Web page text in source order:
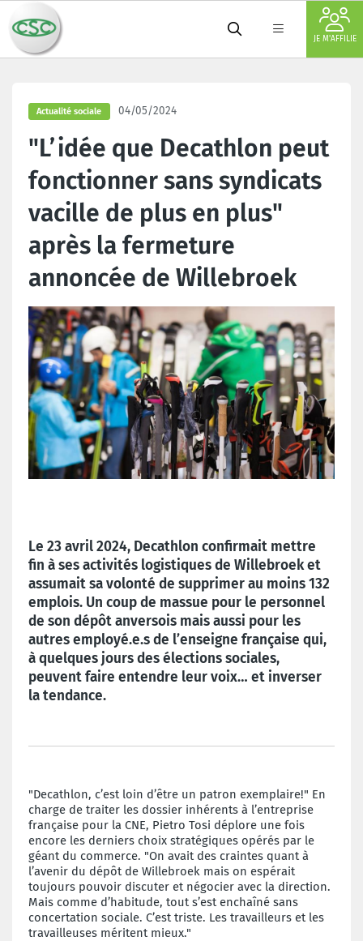
JE M'AFFILIE
Actualité sociale 04/05/2024
"L’idée que Decathlon peut
fonctionner sans syndicats
vacille de plus en plus"
après la fermeture
annoncée de Willebroek
Le 23 avril 2024, Decathlon confirmait mettre
fin à ses activités logistiques de Willebroek et
assumait sa volonté de supprimer au moins 132
emplois. Un coup de massue pour le personnel
de son dépôt anversois mais aussi pour les
autres employé.e.s de l’enseigne française qui,
à quelques jours des élections sociales,
peuvent faire entendre leur voix… et inverser
la tendance.
"Decathlon, c’est loin d’être un patron exemplaire!" En
charge de traiter les dossier inhérents à l’entreprise
française pour la CNE, Pietro Tosi déplore une fois
encore les derniers choix stratégiques opérés par le
géant du commerce. "On avait des craintes quant à
l’avenir du dépôt de Willebroek mais on espérait
toujours pouvoir discuter et négocier avec la direction.
Mais comme d’habitude, tout s’est enchaîné sans
concertation sociale. C’est triste. Les travailleurs et les
travailleuses méritent mieux."